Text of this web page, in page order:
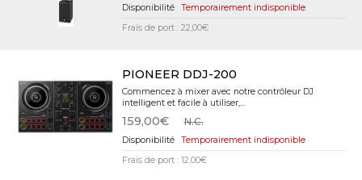
Temporairement indisponible
Frais de port : 22,00€
PIONEER DDJ-200
Commencez à mixer avec notre contrôleur DJ
intelligent et facile à utiliser,...
159,00€ N.C.
Temporairement indisponible
Frais de port : 12,00€